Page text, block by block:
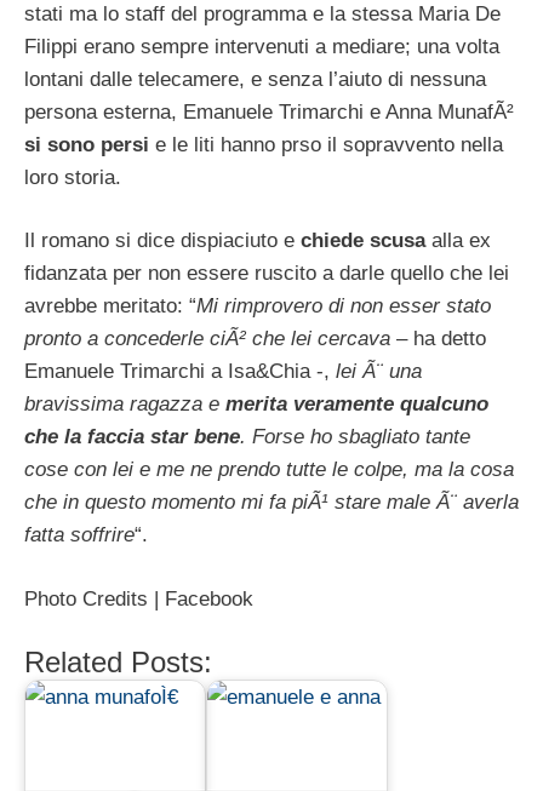
stati ma lo staff del programma e la stessa Maria De
Filippi erano sempre intervenuti a mediare; una volta
lontani dalle telecamere, e senza l’aiuto di nessuna
persona esterna, Emanuele Trimarchi e Anna MunafÃ²
si sono persi e le liti hanno prso il sopravvento nella
loro storia.
Il romano si dice dispiaciuto e chiede scusaalla ex
fidanzata per non essere ruscito a darle quello che lei
avrebbe meritato: “Mi rimprovero di non esser stato
pronto a concederle ciÃ² che lei cercava – ha detto
Emanuele Trimarchi a Isa&Chia -, lei Ã¨ una
bravissima ragazza e merita veramente qualcuno
che la faccia star bene. Forse ho sbagliato tante
cose con lei e me ne prendo tutte le colpe, ma la cosa
che in questo momento mi fa piÃ¹ stare male Ã¨ averla
fatta soffrire“.
Photo Credits | Facebook
Related Posts: